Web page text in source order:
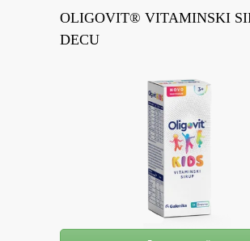
OLIGOVIT® VITAMINSKI
DECU